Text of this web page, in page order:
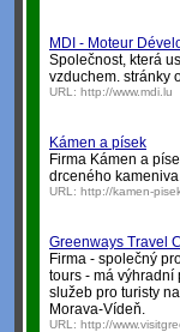
MDI - Moteur
Společnost, která
vzduchem. stránky
URL: http://www.mdi.lu
Kámen a písek
Firma Kámen a
drceného
URL: http://kamen-
Greenways Travel
Firma - společný
tours - má výhradní
služeb pro turisty
Morava-Vídeň.
URL: http://